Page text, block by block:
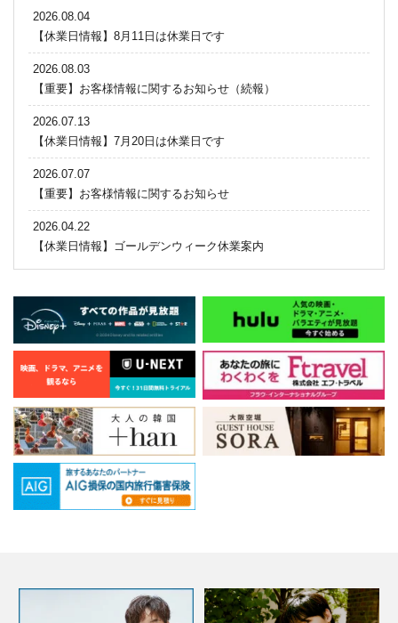
2026.08.04
【休業日情報】8月11日は休業日です
2026.08.03
【重要】お客様情報に関するお知らせ（続報）
2026.07.13
【休業日情報】7月20日は休業日です
2026.07.07
【重要】お客様情報に関するお知らせ
2026.04.22
【休業日情報】ゴールデンウィーク休業案内